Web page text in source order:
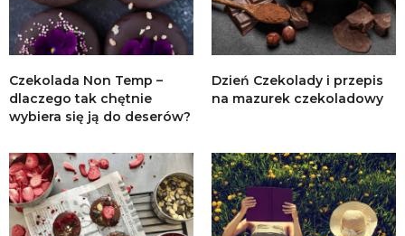
Czekolada Non Temp –
dlaczego tak chętnie
wybiera się ją do deserów?
Dzień Czekolady i przepis
na mazurek czekoladowy